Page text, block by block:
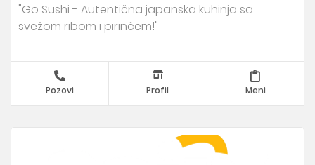
"Go Sushi - Autentična japanska kuhinja sa
svežom ribom i pirinčem!"
Pozovi Profil Meni